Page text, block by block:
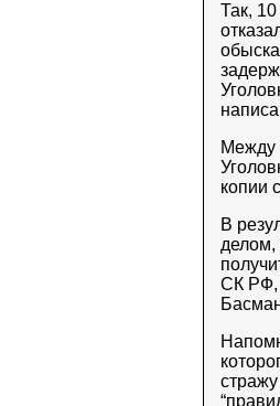
Так,
Между
копии
В
делом,
СК РФ,